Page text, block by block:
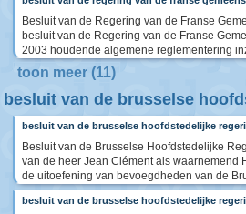
Besluit van de Regering van de Franse
besluit van de Regering van de Franse
2003 houdende algemene reglementering
toon meer (11)
besluit van de brusselse
besluit van de brusselse hoofdstedelijke
Besluit van de Brusselse Hoofdstedelijke
van de heer Jean Clément als waarnemend
de uitoefening van bevoegdheden van de
besluit van de brusselse hoofdstedelijke